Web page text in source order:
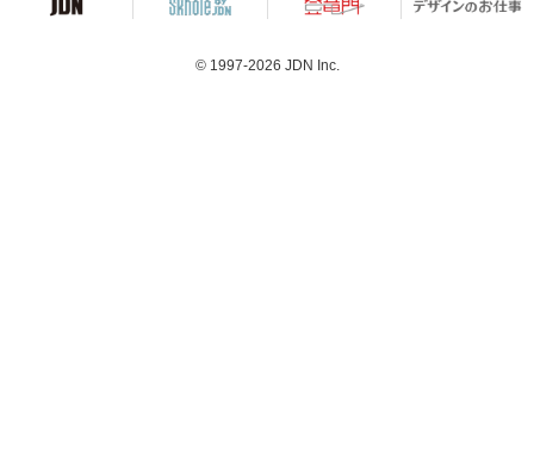
© 1997-2026 JDN Inc.